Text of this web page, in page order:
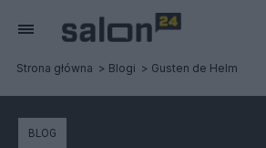
Strona główna Blogi Gusten de Helm
BLOG